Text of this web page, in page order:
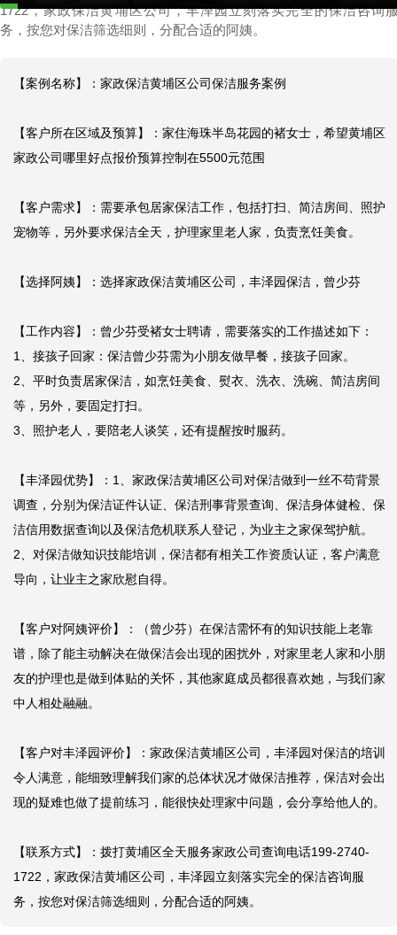
1722，家政保洁黄埔区公司，丰泽园立刻落实完全的保洁咨询
务，按您对保洁筛选细则，分配合适的阿姨。
【案例名称】：家政保洁黄埔区公司保洁服务案例
【客户所在区域及预算】：家住海珠半岛花园的褚女士，希望黄埔区
家政公司哪里好点报价预算控制在5500元范围
【客户需求】：需要承包居家保洁工作，包括打扫、简洁房间、照护
宠物等，另外要求保洁全天，护理家里老人家，负责烹饪美食。
【选择阿姨】：选择家政保洁黄埔区公司，丰泽园保洁，曾少芬
【工作内容】：曾少芬受褚女士聘请，需要落实的工作描述如下：
1、接孩子回家：保洁曾少芬需为小朋友做早餐，接孩子回家。
2、平时负责居家保洁，如烹饪美食、熨衣、洗衣、洗碗、简洁房间
等，另外，要固定打扫。
3、照护老人，要陪老人谈笑，还有提醒按时服药。
【丰泽园优势】：1、家政保洁黄埔区公司对保洁做到一丝不苟背景
调查，分别为保洁证件认证、保洁刑事背景查询、保洁身体健检、保
洁信用数据查询以及保洁危机联系人登记，为业主之家保驾护航。
2、对保洁做知识技能培训，保洁都有相关工作资质认证，客户满意
导向，让业主之家欣慰自得。
【客户对阿姨评价】：（曾少芬）在保洁需怀有的知识技能上老靠
谱，除了能主动解决在做保洁会出现的困扰外，对家里老人家和小朋
友的护理也是做到体贴的关怀，其他家庭成员都很喜欢她，与我们家
中人相处融融。
【客户对丰泽园评价】：家政保洁黄埔区公司，丰泽园对保洁的培训
令人满意，能细致理解我们家的总体状况才做保洁推荐，保洁对会出
现的疑难也做了提前练习，能很快处理家中问题，会分享给他人的。
【联系方式】：拨打黄埔区全天服务家政公司查询电话199-2740-
1722，家政保洁黄埔区公司，丰泽园立刻落实完全的保洁咨询服
务，按您对保洁筛选细则，分配合适的阿姨。